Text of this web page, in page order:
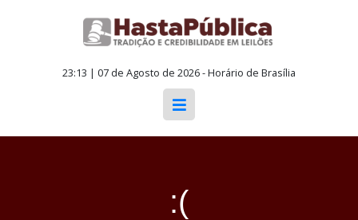
23:13 | 07 de Agosto de 2026 - Horário de Brasília
:(